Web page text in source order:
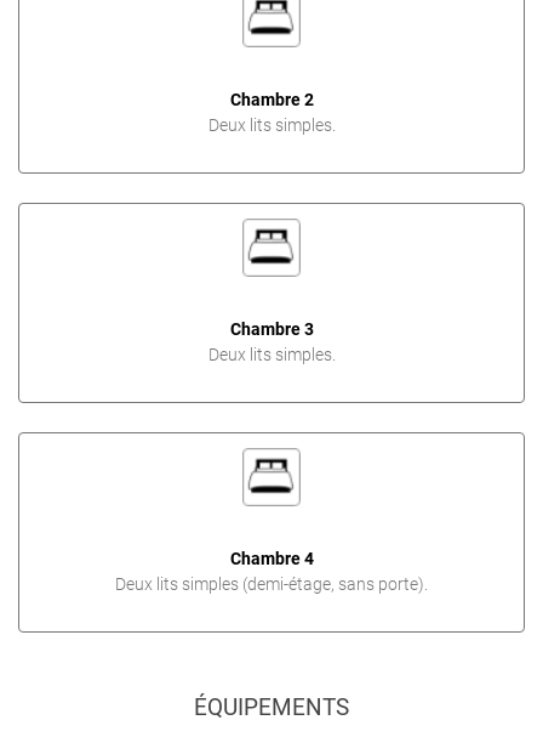
Chambre 2
Deux lits simples.
Chambre 3
Deux lits simples.
Chambre 4
Deux lits simples (demi-étage, sans porte).
ÉQUIPEMENTS